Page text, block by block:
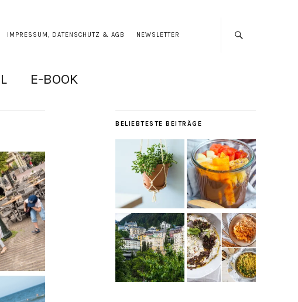
IMPRESSUM, DATENSCHUTZ & AGB NEWSLETTER
E-BOOK
BELIEBTESTE BEITRÄGE